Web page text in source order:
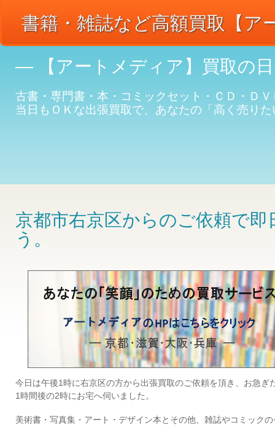
書籍・雑誌など高額買取【ア
― 【アートメディア】買取の
古書・専門書・本・コミックセット・ＣＤ・Ｄ
当日もＯＫな出張買取で、あなたの「高く売り
京都市右京区からのご依頼で即
う。
今日は午後1時に右京区の方から出張買取のご依頼を頂き、お急ぎ
1時間後の2時にお宅へ伺いました。
美術書・写真集・アート・デザイン本とその他、雑誌やコミック